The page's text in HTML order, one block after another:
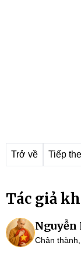
Trở về Tiếp
Tác giả
Nguyễn
Chân